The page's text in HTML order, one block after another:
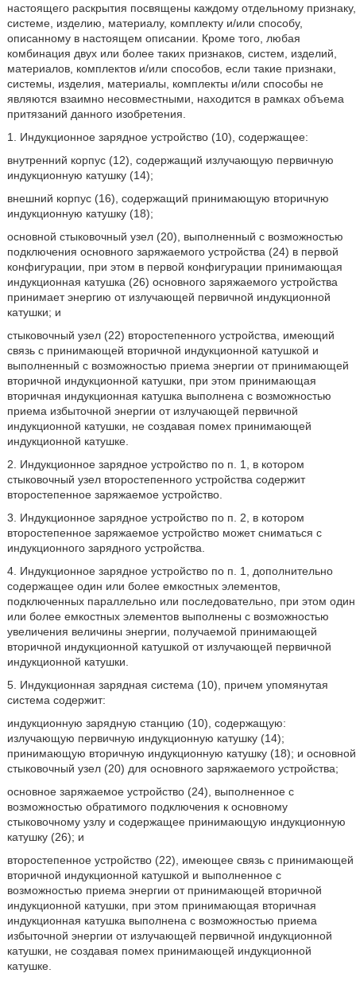
настоящего раскрытия посвящены каждому отдельному признаку,
системе, изделию, материалу, комплекту и/или способу,
описанному в настоящем описании. Кроме того, любая
комбинация двух или более таких признаков, систем, изделий,
материалов, комплектов и/или способов, если такие признаки,
системы, изделия, материалы, комплекты и/или способы не
являются взаимно несовместными, находится в рамках объема
притязаний данного изобретения.
1. Индукционное зарядное устройство (10), содержащее:
внутренний корпус (12), содержащий излучающую первичную
индукционную катушку (14);
внешний корпус (16), содержащий принимающую вторичную
индукционную катушку (18);
основной стыковочный узел (20), выполненный с возможностью
подключения основного заряжаемого устройства (24) в первой
конфигурации, при этом в первой конфигурации принимающая
индукционная катушка (26) основного заряжаемого устройства
принимает энергию от излучающей первичной индукционной
катушки; и
стыковочный узел (22) второстепенного устройства, имеющий
связь с принимающей вторичной индукционной катушкой и
выполненный с возможностью приема энергии от принимающей
вторичной индукционной катушки, при этом принимающая
вторичная индукционная катушка выполнена с возможностью
приема избыточной энергии от излучающей первичной
индукционной катушки, не создавая помех принимающей
индукционной катушке.
2. Индукционное зарядное устройство по п. 1, в котором
стыковочный узел второстепенного устройства содержит
второстепенное заряжаемое устройство.
3. Индукционное зарядное устройство по п. 2, в котором
второстепенное заряжаемое устройство может сниматься с
индукционного зарядного устройства.
4. Индукционное зарядное устройство по п. 1, дополнительно
содержащее один или более емкостных элементов,
подключенных параллельно или последовательно, при этом один
или более емкостных элементов выполнены с возможностью
увеличения величины энергии, получаемой принимающей
вторичной индукционной катушкой от излучающей первичной
индукционной катушки.
5. Индукционная зарядная система (10), причем упомянутая
система содержит:
индукционную зарядную станцию (10), содержащую:
излучающую первичную индукционную катушку (14);
принимающую вторичную индукционную катушку (18); и основной
стыковочный узел (20) для основного заряжаемого устройства;
основное заряжаемое устройство (24), выполненное с
возможностью обратимого подключения к основному
стыковочному узлу и содержащее принимающую индукционную
катушку (26); и
второстепенное устройство (22), имеющее связь с принимающей
вторичной индукционной катушкой и выполненное с
возможностью приема энергии от принимающей вторичной
индукционной катушки, при этом принимающая вторичная
индукционная катушка выполнена с возможностью приема
избыточной энергии от излучающей первичной индукционной
катушки, не создавая помех принимающей индукционной
катушке.